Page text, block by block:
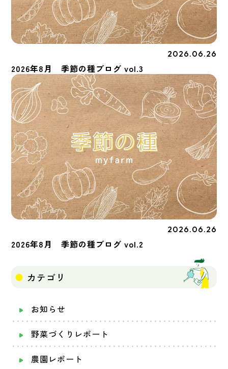
2026.06.26
2026年8月 季節の種ブログ vol.3
2026.06.26
2026年8月 季節の種ブログ vol.2
カテゴリ
お知らせ
野菜づくりレポート
農園レポート